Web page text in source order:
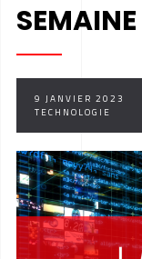
SEMAINE
9 JANVIER 2023
TECHNOLOGIE